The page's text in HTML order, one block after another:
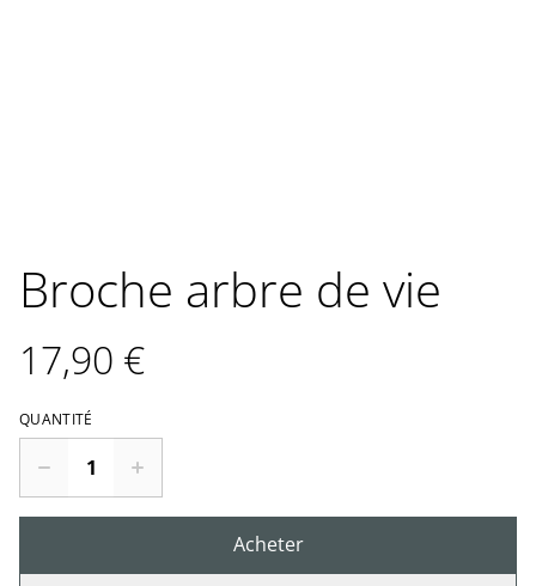
Broche arbre de vie
17,90 €
QUANTITÉ
Acheter